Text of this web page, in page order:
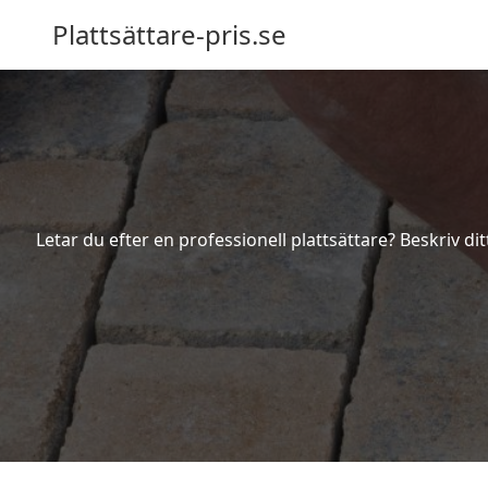
Plattsättare-pris.se
Letar du efter en professionell plattsättare? Beskriv